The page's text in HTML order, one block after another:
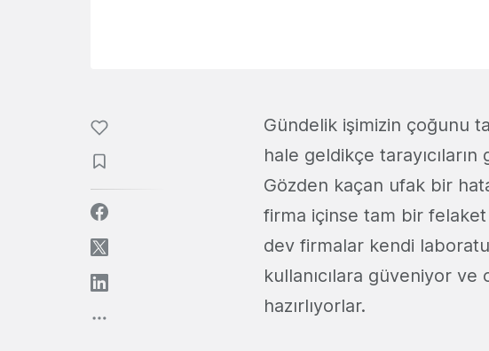
Gündelik işimizin çoğunu
hale geldikçe
Gözden kaçan ufak bir
firma içinse tam bir felaket
dev firmalar kendi
kullanıcılara güveniyor
hazırlıyorlar.